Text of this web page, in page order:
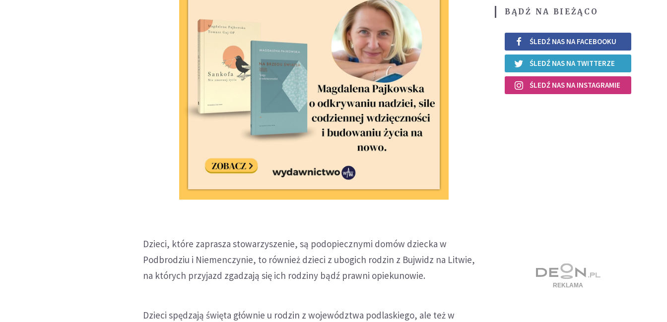
Dzieci, które zaprasza stowarzyszenie, są podopiecznymi domów dziecka w
Podbrodziu i Niemenczynie, to również dzieci z ubogich rodzin z Bujwidz na Litwie,
na których przyjazd zgadzają się ich rodziny bądź prawni opiekunowie.
Dzieci spędzają święta głównie u rodzin z województwa podlaskiego, ale też w
BĄDŹ NA BIEŻĄCO
ŚLEDŹ NAS NA FACEBOOKU
ŚLEDŹ NAS NA TWITTERZE
ŚLEDŹ NAS NA INSTAGRAMIE